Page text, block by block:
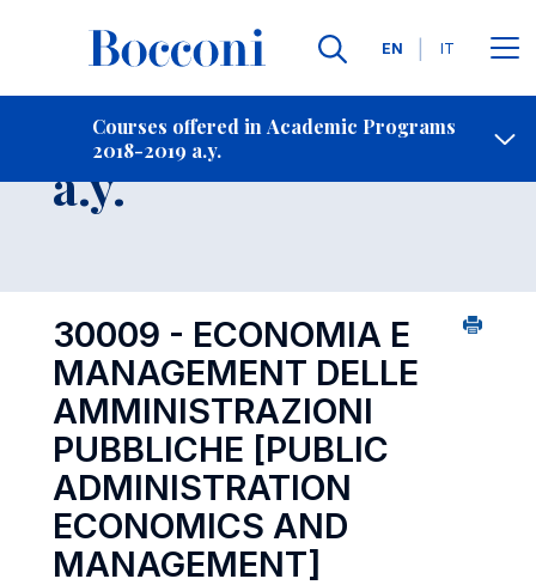
Languages
EN IT
Courses offered in Academic Programs
2018-2019 a.y.
Contact Us
Course 2018-2019
a.y.
30009 - ECONOMIA E
MANAGEMENT DELLE
AMMINISTRAZIONI
PUBBLICHE [PUBLIC
ADMINISTRATION
ECONOMICS AND
MANAGEMENT]